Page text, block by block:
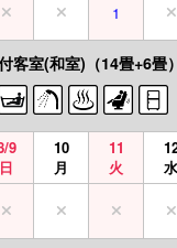
1
客室(和室)（14畳+6畳
9
日
10
月
11
火
水